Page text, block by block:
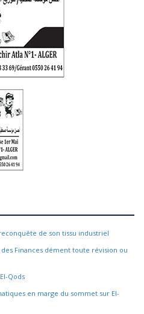
de son tissu industriel
Finances dément toute révision ou
Qods
en marge du sommet sur El-